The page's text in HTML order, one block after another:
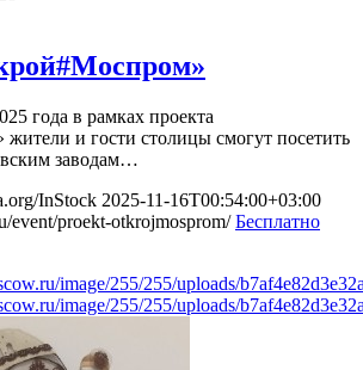
года в рамках проекта
и гости столицы смогут посетить
заводам…
InStock 2025-11-16T00:54:00+03:00
event/proekt-otkrojmosprom/ Бесплатно
image/255/255/uploads/
image/255/255/uploads/